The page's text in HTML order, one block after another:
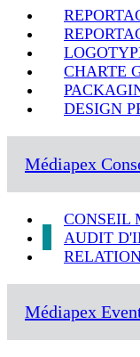
CHARTE
DESIGN
Médiapex
CONSEIL
AUDIT
Médiapex